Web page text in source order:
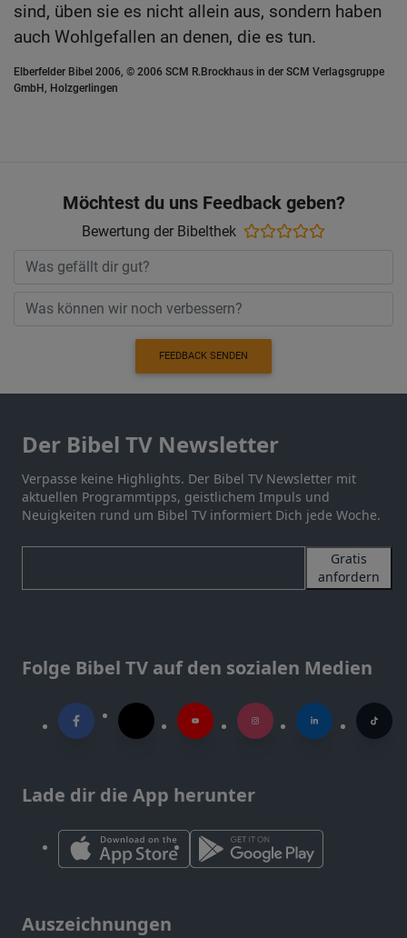
sind, üben sie es nicht allein aus, sondern haben
auch Wohlgefallen an denen, die es tun.
Elberfelder Bibel 2006, © 2006 SCM R.Brockhaus in der SCM Verlagsgruppe
GmbH, Holzgerlingen
Möchtest du uns Feedback geben?
Bewertung der Bibelthek
FEEDBACK SENDEN
Der Bibel TV Newsletter
Verpasse keine Highlights. Der Bibel TV Newsletter mit
aktuellen Programmtipps, geistlichem Impuls und
Neuigkeiten rund um Bibel TV informiert Dich jede Woche.
Gratis
anfordern
Folge Bibel TV auf den sozialen Medien
Lade dir die App herunter
Auszeichnungen